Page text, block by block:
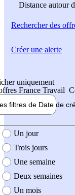
Distance autour
Rechercherdes
uniquement
France Travail
filtres de Date de
création de l'offre
Un jour
Trois jours
Une semaine
Deux semaines
Un mois
Créer une alerte